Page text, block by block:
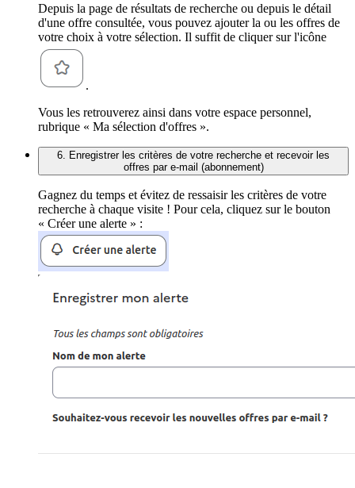
Depuis la page de résultats de recherche ou depuis le détail
d'une offre consultée, vous pouvez ajouter la ou les offres de
votre choix à votre sélection. Il suffit de cliquer sur l'icône
.
Vous les retrouverez ainsi dans votre espace personnel,
rubrique « Ma sélection d'offres ».
6. Enregistrer les critères de votre recherche et recevoir les
offres par e-mail (abonnement)
Gagnez du temps et évitez de ressaisir les critères de votre
recherche à chaque visite ! Pour cela, cliquez sur le bouton
« Créer une alerte » :